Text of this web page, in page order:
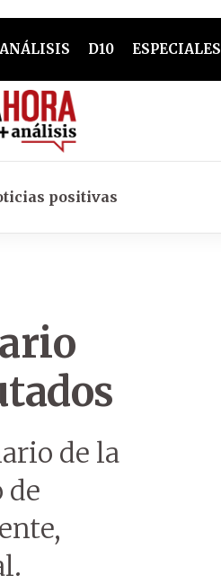
D10 ESPECIALES
positivas
de la
de